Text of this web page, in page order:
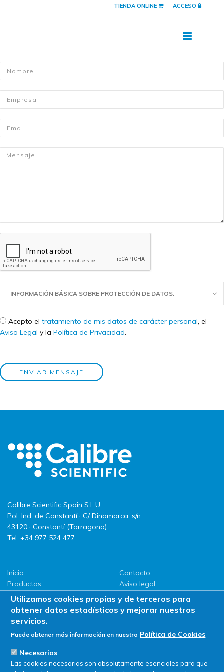
TIENDA ONLINE ACCESO
Nombre
Empresa
Email *
Mensaje*
INFORMACIÓN BÁSICA SOBRE PROTECCIÓN DE DATOS.
Check legal *
Acepto el tratamiento de mis datos de carácter personal, el
Aviso Legal y la Política de Privacidad.
ENVIAR MENSAJE
Calibre Scientific Spain S.L.U.
Pol. Ind. de Constantí · C/ Dinamarca, s/n
43120 · Constantí (Tarragona)
Tel. +34 977 524 477
Inicio
Productos
LLG
Promociones
ServiSAT
Contacto
Aviso legal
Política de privacidad
Política de Cookies
Buscar en tienda
Utilizamos cookies propias y de terceros para
obtener datos estadísticos y mejorar nuestros
servicios.
Puede obtener más información en nuestra Política de Cookies
Necesarias
Las cookies necesarias son absolutamente esenciales para que